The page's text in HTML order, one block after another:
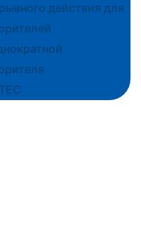
действия для